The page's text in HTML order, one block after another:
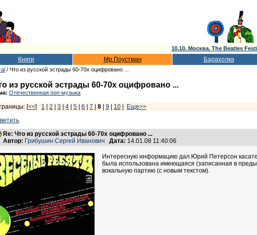
10.10. Москва. The Beatles
Книги Мр.Поустман Барахолка
/ Что из русской эстрады 60-70х оцифровано ...
из русской эстрады 60-70х оцифровано ...
Отечественная поп-музыка
[<<] 1 2 3 4 5 6 7 8 9 10
Еще>>
Re: Что из русской эстрады 60-70х оцифровано ...
Автор: Грибушин Сергей Иванович Дата: 14.01.08 11:40:06
Интересную информацию дал Юрий Петерсон
была использована имеющаяся (записанная в
вокальную партию (с новым текстом).